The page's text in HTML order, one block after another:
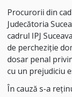
Procurorii din
Judecătoria
cadrul IPJ
de percheziție
dosar penal
cu un prejudiciu
În cauză s-a